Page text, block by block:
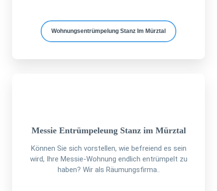
Wohnungsentrümpelung Stanz Im Mürztal
Messie Entrümpeleung Stanz im Mürztal
Können Sie sich vorstellen, wie befreiend es sein
wird, Ihre Messie-Wohnung endlich entrümpelt zu
haben? Wir als Räumungsfirma..